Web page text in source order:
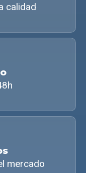
calidad
mercado